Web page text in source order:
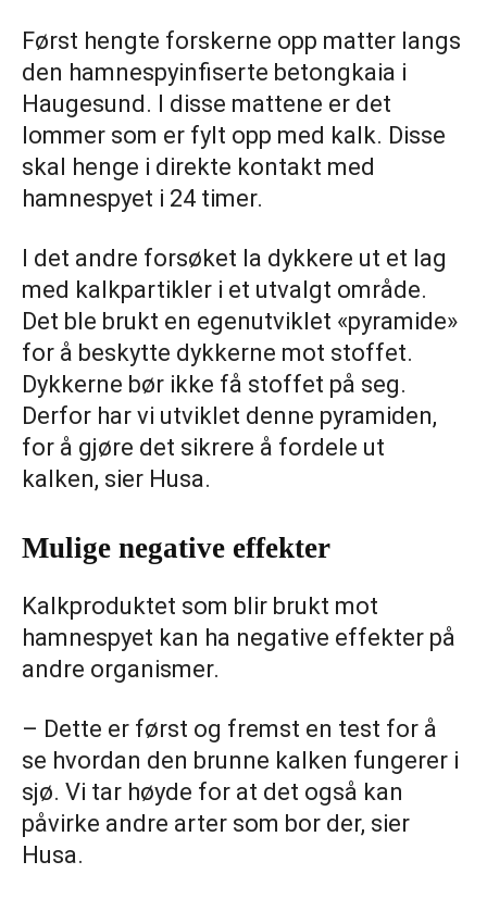
Først hengte forskerne opp matter langs
den hamnespyinfiserte betongkaia i
Haugesund. I disse mattene er det
lommer som er fylt opp med kalk. Disse
skal henge i direkte kontakt med
hamnespyet i 24 timer.
I det andre forsøket la dykkere ut et lag
med kalkpartikler i et utvalgt område.
Det ble brukt en egenutviklet «pyramide»
for å beskytte dykkerne mot stoffet.
Dykkerne bør ikke få stoffet på seg.
Derfor har vi utviklet denne pyramiden,
for å gjøre det sikrere å fordele ut
kalken, sier Husa.
Mulige negative effekter
Kalkproduktet som blir brukt mot
hamnespyet kan ha negative effekter på
andre organismer.
– Dette er først og fremst en test for å
se hvordan den brunne kalken fungerer i
sjø. Vi tar høyde for at det også kan
påvirke andre arter som bor der, sier
Husa.